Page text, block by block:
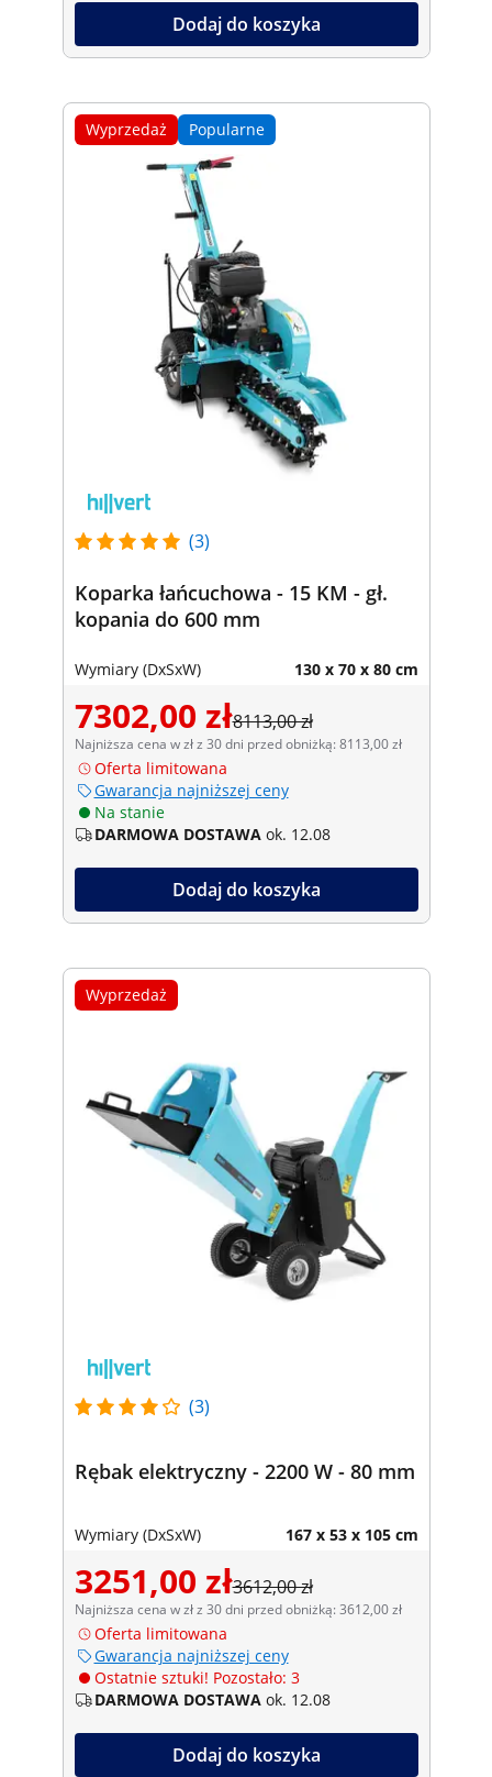
Dodaj do koszyka
Wyprzedaż Popularne
(3)
Koparka łańcuchowa - 15 KM - gł.
kopania do 600 mm
Wymiary (DxSxW) 130 x 70 x 80 cm
7302,00 zł8113,00 zł
Najniższa cena w zł z 30 dni przed obniżką: 8113,00 zł
Oferta limitowana
Gwarancja najniższej ceny
Na stanie
DARMOWA DOSTAWA ok. 12.08
Dodaj do koszyka
Wyprzedaż
(3)
Rębak elektryczny - 2200 W - 80 mm
Wymiary (DxSxW) 167 x 53 x 105 cm
3251,00 zł3612,00 zł
Najniższa cena w zł z 30 dni przed obniżką: 3612,00 zł
Oferta limitowana
Gwarancja najniższej ceny
Ostatnie sztuki! Pozostało: 3
DARMOWA DOSTAWA ok. 12.08
Dodaj do koszyka